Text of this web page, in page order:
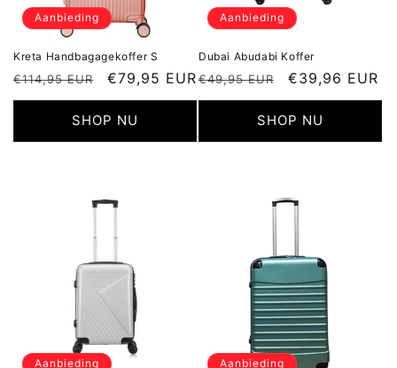
Aanbieding
Kreta Handbagagekoffer S
Normale
prijs
€114,95 EUR Aanbiedingsprijs
€79,95 EUR
SHOP NU
Aanbieding
Dubai Abudabi Koffer
Normale
prijs
€49,95 EUR €39,96 EUR
SHOP NU
Aanbieding Aanbieding